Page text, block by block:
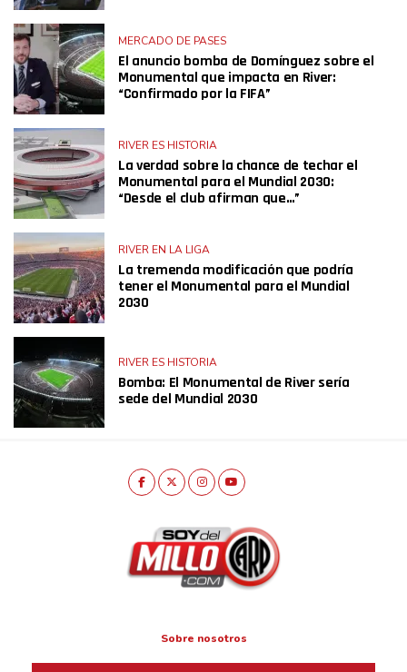
MERCADO DE PASES
El anuncio bomba de Domínguez sobre el
Monumental que impacta en River:
“Confirmado por la FIFA”
RIVER ES HISTORIA
La verdad sobre la chance de techar el
Monumental para el Mundial 2030:
“Desde el club afirman que…”
RIVER EN LA LIGA
La tremenda modificación que podría
tener el Monumental para el Mundial
2030
RIVER ES HISTORIA
Bomba: El Monumental de River sería
sede del Mundial 2030
Sobre nosotros